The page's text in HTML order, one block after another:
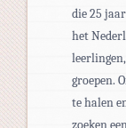
die 25
het
groepen.
te halen
zoeken